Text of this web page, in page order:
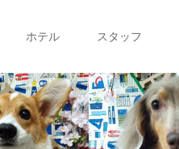
ホテル スタッフ